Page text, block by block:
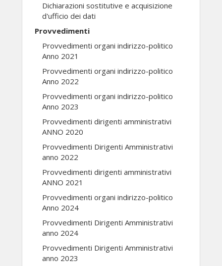
Dichiarazioni sostitutive e acquisizione
d'ufficio dei dati
Provvedimenti
Provvedimenti organi indirizzo-politico
Anno 2021
Provvedimenti organi indirizzo-politico
Anno 2022
Provvedimenti organi indirizzo-politico
Anno 2023
Provvedimenti dirigenti amministrativi
ANNO 2020
Provvedimenti Dirigenti Amministrativi
anno 2022
Provvedimenti dirigenti amministrativi
ANNO 2021
Provvedimenti organi indirizzo-politico
Anno 2024
Provvedimenti Dirigenti Amministrativi
anno 2024
Provvedimenti Dirigenti Amministrativi
anno 2023